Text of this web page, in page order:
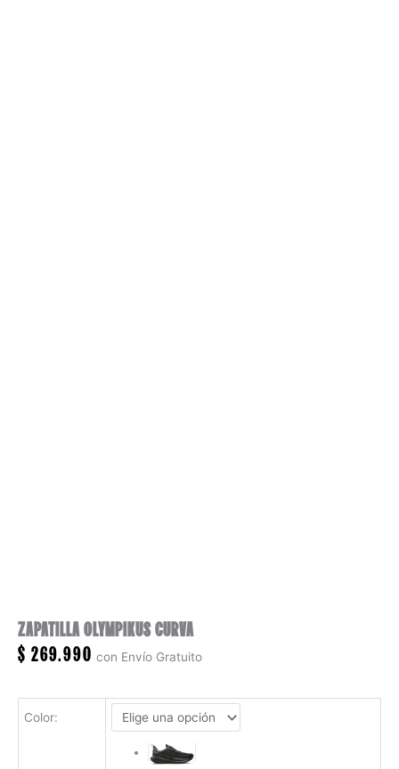
ZAPATILLA OLYMPIKUS CURVA
$ 269.990 con Envío Gratuito
Color: